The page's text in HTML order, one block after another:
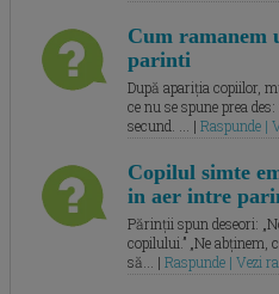
Cum ramanem
parinti
După apariția copiilor,
ce nu se spune prea
secund. ... | Raspunde |
Copilul simte
in aer intre
Părinții spun deseori:
copilului.” „Ne abținem,
să... | Raspunde | Vezi